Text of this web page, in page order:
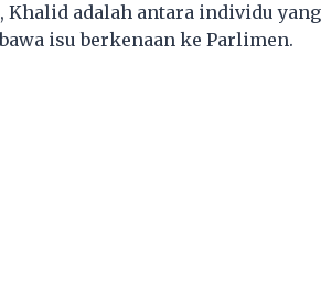
Khalid adalah antara individu
isu berkenaan ke Parlimen.